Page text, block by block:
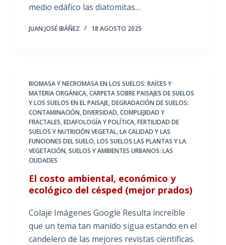
medio edáfico las diatomitas…
JUAN JOSÉ IBÁÑEZ 18 AGOSTO 2025
BIOMASA Y NECROMASA EN LOS SUELOS: RAÍCES Y
MATERIA ORGÁNICA,CARPETA SOBRE PAISAJES DE SUELOS
Y LOS SUELOS EN EL PAISAJE,DEGRADACIÓN DE SUELOS:
CONTAMINACIÓN,DIVERSIDAD, COMPLEJIDAD Y
FRACTALES,EDAFOLOGÍA Y POLÍTICA,FERTILIDAD DE
SUELOS Y NUTRICIÓN VEGETAL,LA CALIDAD Y LAS
FUNCIONES DEL SUELO,LOS SUELOS LAS PLANTAS Y LA
VEGETACIÓN,SUELOS Y AMBIENTES URBANOS: LAS
CIUDADES
El costo ambiental, económico y
ecológico del césped (mejor prados)
Colaje Imágenes Google Resulta increíble
que un tema tan manido sigua estando en el
candelero de las mejores revistas científicas.